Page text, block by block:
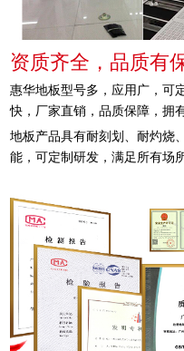
资质齐全，品质有
惠华地板型号多，应用广，可
快，厂家直销，品质保障，拥
地板产品具有耐刻划、耐灼烧
能，可定制研发，满足所有场